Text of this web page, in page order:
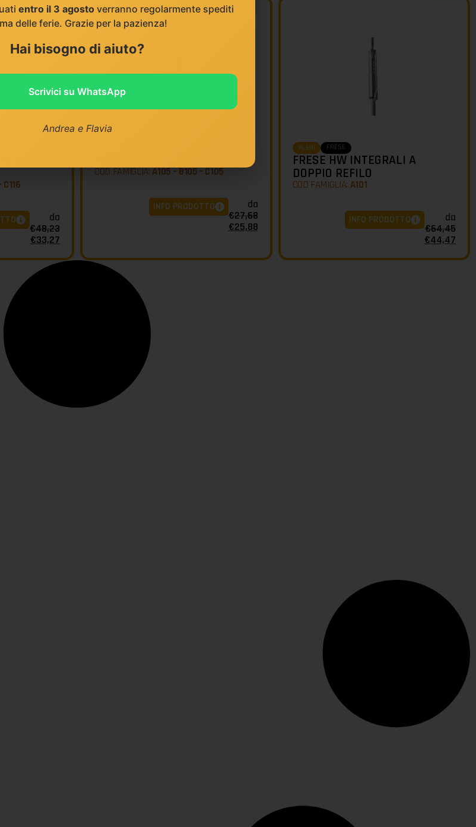
A
C116
da
€48,23
€33,27
COD FAMIGLIA:A105 - B105 - C105
da
€27,68
€25,88
INFO PRODOTTO
KLEIN FRESE
FRESE HW INTEGRALI A
DOPPIO REFILO
COD FAMIGLIA: A101
da
€64,45
€44,47
INFO PRODOTTO
entro il 3 agostoverranno regolarmente spediti
delle ferie. Grazie per la pazienza!
Hai bisogno di aiuto?
Scrivici su WhatsApp
Andrea e Flavia